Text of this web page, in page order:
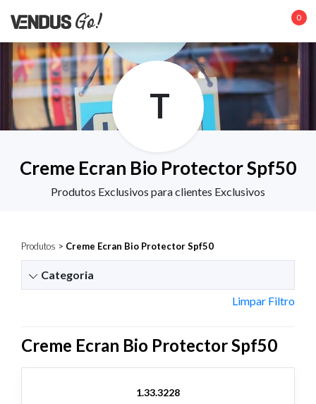
0
T
Creme Ecran Bio Protector Spf50
Produtos Exclusivos para clientes Exclusivos
Produtos > Creme Ecran Bio Protector Spf50
Categoria
Limpar Filtro
Creme Ecran Bio Protector Spf50
1.33.3228